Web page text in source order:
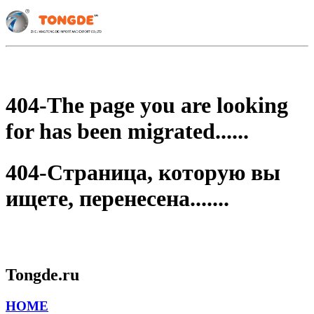
404-The page you are looking
for has been migrated......
404-Страница, которую вы
ищете, перенесена.......
Tongde.ru
HOME